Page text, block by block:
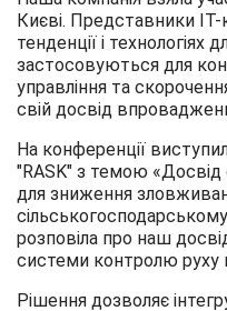
Києві. Представники IT-
тенденції і технологіях
застосовуються для
управління та
свій досвід
На конференції
"RASK" з темою «Досвід
для зниження
розповіла про наш
системи контролю руху
Рішення дозволяє